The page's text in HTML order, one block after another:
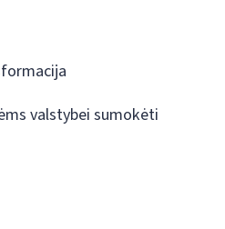
valstybei sumokėti